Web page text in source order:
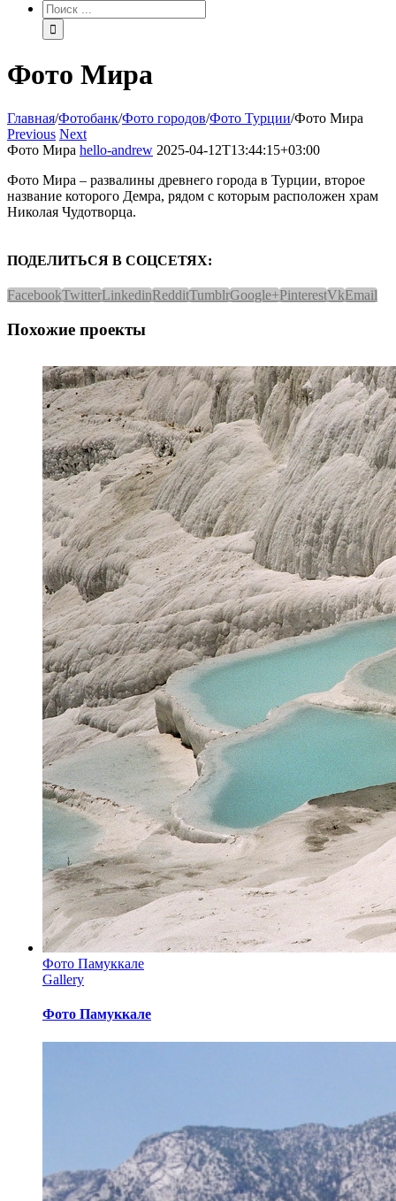
Фото Мира
Главная/Фотобанк/Фото городов/Фото Турции/Фото Мира
Previous Next
Фото Мира hello-andrew 2025-04-12T13:44:15+03:00
Фото Мира – развалины древнего города в Турции, второе
название которого Демра, рядом с которым расположен храм
Николая Чудотворца.
ПОДЕЛИТЬСЯ В СОЦСЕТЯХ:
FacebookTwitterLinkedinRedditTumblrGoogle+PinterestVkEmail
Похожие проекты
Фото Памуккале
Gallery
Фото Памуккале